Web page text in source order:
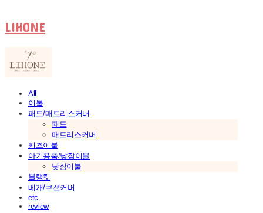
LIHONE
All
이불
패드/매트리스커버
패드
매트리스커버
키즈이불
아기용품/낮잠이불
낮잠이불
블랭킷
베개/쿠션커버
etc
review